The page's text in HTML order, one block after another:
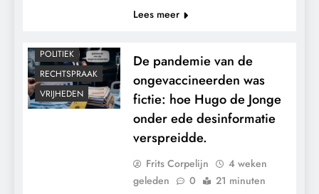
Lees meer
POLITIEK
RECHTSPRAAK
VRIJHEDEN
De pandemie van de
ongevaccineerden was
fictie: hoe Hugo de Jonge
onder ede desinformatie
verspreidde.
Frits Corpelijn
4 weken
geleden
0 21 minuten